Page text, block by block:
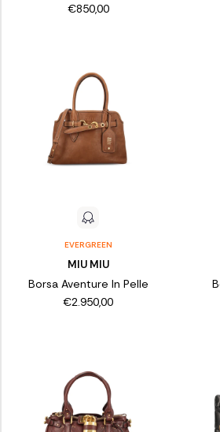
€850,00
EVERGREEN
MIU MIU
Borsa Aventure In Pelle
€2.950,00